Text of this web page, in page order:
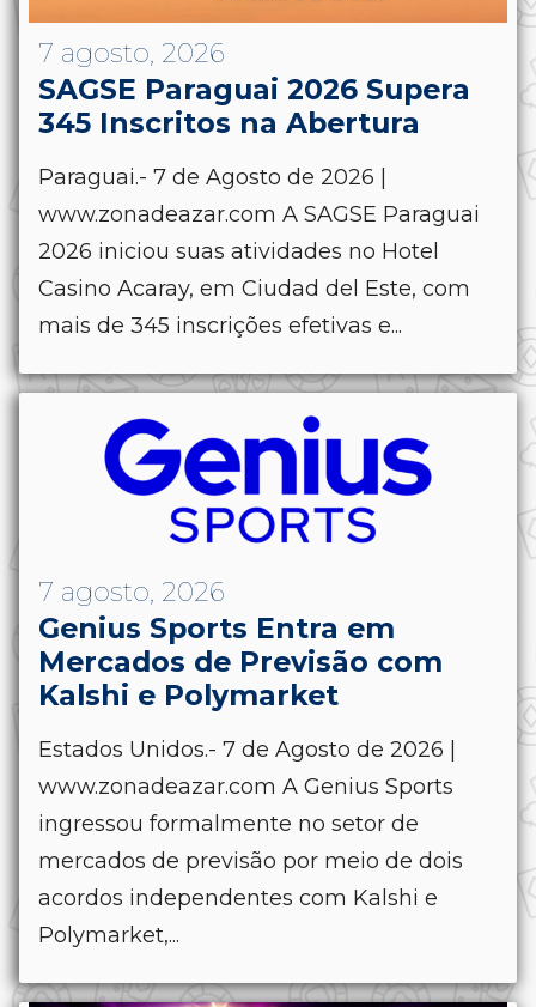
7 agosto, 2026
SAGSE Paraguai 2026 Supera
345 Inscritos na Abertura
Paraguai.- 7 de Agosto de 2026 |
www.zonadeazar.com A SAGSE Paraguai
2026 iniciou suas atividades no Hotel
Casino Acaray, em Ciudad del Este, com
mais de 345 inscrições efetivas e...
7 agosto, 2026
Genius Sports Entra em
Mercados de Previsão com
Kalshi e Polymarket
Estados Unidos.- 7 de Agosto de 2026 |
www.zonadeazar.com A Genius Sports
ingressou formalmente no setor de
mercados de previsão por meio de dois
acordos independentes com Kalshi e
Polymarket,...